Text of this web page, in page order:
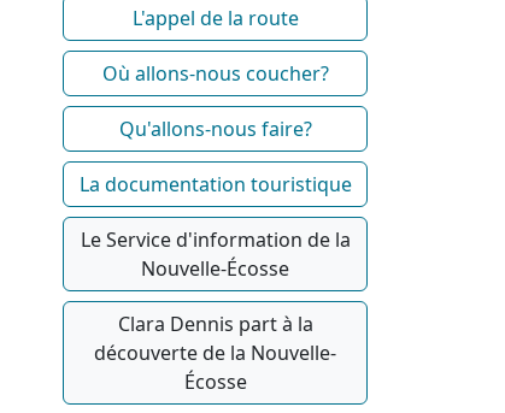
L'appel de la route
Où allons-nous coucher?
Qu'allons-nous faire?
La documentation touristique
Le Service d'information de la
Nouvelle-Écosse
Clara Dennis part à la
découverte de la Nouvelle-
Écosse